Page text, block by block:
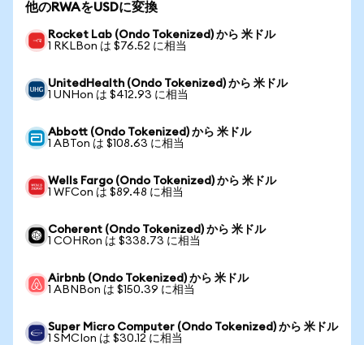
他のRWAをUSDに変換
Rocket Lab (Ondo Tokenized) から 米ドル
1 RKLBon は $76.52 に相当
UnitedHealth (Ondo Tokenized) から 米ドル
1 UNHon は $412.93 に相当
Abbott (Ondo Tokenized) から 米ドル
1 ABTon は $108.63 に相当
Wells Fargo (Ondo Tokenized) から 米ドル
1 WFCon は $89.48 に相当
Coherent (Ondo Tokenized) から 米ドル
1 COHRon は $338.73 に相当
Airbnb (Ondo Tokenized) から 米ドル
1 ABNBon は $150.39 に相当
Super Micro Computer (Ondo Tokenized) から 米ドル
1 SMCIon は $30.12 に相当